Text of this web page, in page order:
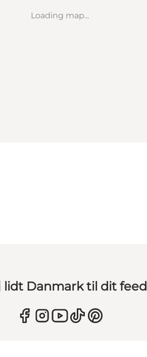
Loading map...
lidt Danmark til dit feed